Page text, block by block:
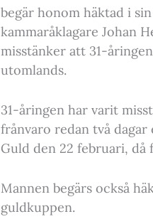
begär honom häktad i
kammaråklagare Johan
misstänker att 31-
utomlands.
31-åringen har varit
frånvaro redan två
Guld den 22 februari,
Mannen begärs också
guldkuppen.